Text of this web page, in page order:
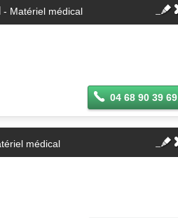
- Matériel médical
04 68 90 39 69
médical